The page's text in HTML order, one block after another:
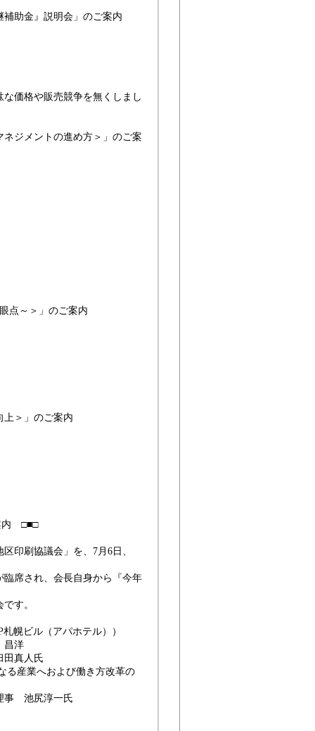
補助金』説明会」のご案内
価格や販売競争を無くしまし
ジメントの進め方＞」のご案
点～＞」のご案内
上＞」のご案内
内 □■□
印刷協議会」を、7月6日、
席され、会長自身から『今年
す。
ビル（アパホテル））
昌洋
真人氏
産業へおよび働き方改革の
池尻淳一氏